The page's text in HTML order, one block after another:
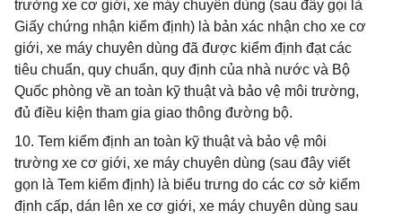
trường xe cơ giới, xe máy chuyên dùng (sau đây gọi là
Giấy chứng nhận kiểm định) là bản xác nhận cho xe cơ
giới, xe máy chuyên dùng đã được kiểm định đạt các
tiêu chuẩn, quy chuẩn, quy định của nhà nước và Bộ
Quốc phòng về an toàn kỹ thuật và bảo vệ môi trường,
đủ điều kiện tham gia giao thông đường bộ.
10. Tem kiểm định an toàn kỹ thuật và bảo vệ môi
trường xe cơ giới, xe máy chuyên dùng (sau đây viết
gọn là Tem kiểm định) là biểu trưng do các cơ sở kiểm
định cấp, dán lên xe cơ giới, xe máy chuyên dùng sau